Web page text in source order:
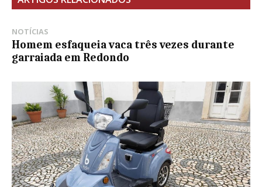
NOTÍCIAS
Homem esfaqueia vaca três vezes durante
garraiada em Redondo